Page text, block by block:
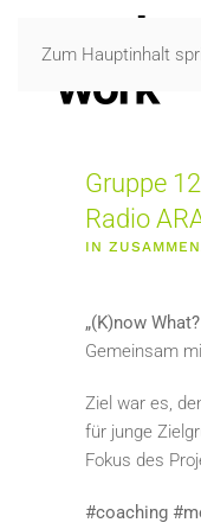
Zum Hauptinhalt
Gruppe
Radio
IN
„(K)now
Gemeinsam
Ziel war es,
für junge
Fokus des
#coaching